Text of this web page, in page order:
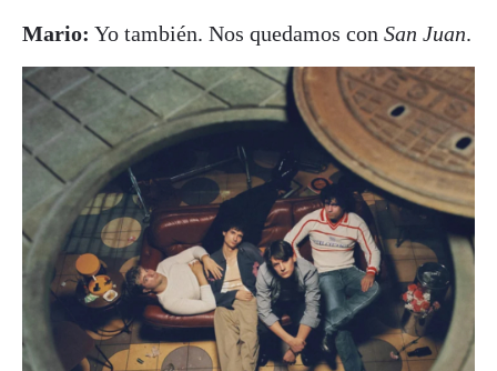
Mario: Yo también. Nos quedamos con San Juan.